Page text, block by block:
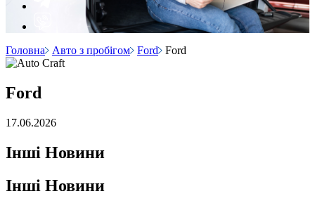
Головна Авто з пробігом Ford Ford
Ford
17.06.2026
Інші Новини
Інші Новини